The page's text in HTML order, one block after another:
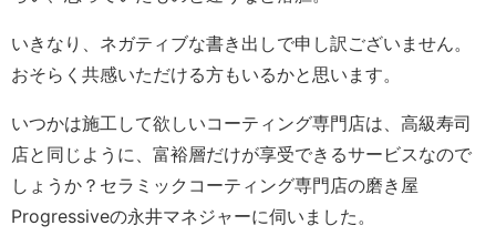
いきなり、ネガティブな書き出しで申し訳ございません。
おそらく共感いただける方もいるかと思います。
いつかは施工して欲しいコーティング専門店は、高級寿司
店と同じように、富裕層だけが享受できるサービスなので
しょうか？セラミックコーティング専門店の磨き屋
Progressiveの永井マネジャーに伺いました。